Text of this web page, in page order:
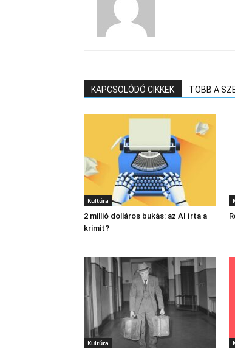
KAPCSOLÓDÓ CIKKEK TÖBB A
Kultúra
2 millió dolláros bukás: az AI írta a
krimit?
Kultúra